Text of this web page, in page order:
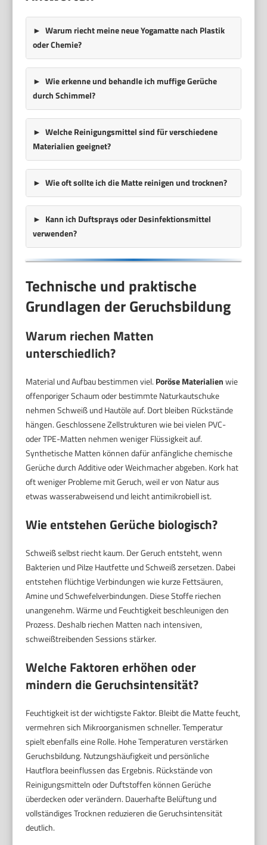
Warum riecht meine neue Yogamatte nach Plastik
oder Chemie?
Wie erkenne und behandle ich muffige Gerüche
durch Schimmel?
Welche Reinigungsmittel sind für verschiedene
Materialien geeignet?
Wie oft sollte ich die Matte reinigen und trocknen?
Kann ich Duftsprays oder Desinfektionsmittel
verwenden?
Technische und praktische
Grundlagen der Geruchsbildung
Warum riechen Matten
unterschiedlich?
Material und Aufbau bestimmen viel. Poröse Materialienwie
offenporiger Schaum oder bestimmte Naturkautschuke
nehmen Schweiß und Hautöle auf. Dort bleiben Rückstände
hängen. Geschlossene Zellstrukturen wie bei vielen PVC-
oder TPE-Matten nehmen weniger Flüssigkeit auf.
Synthetische Matten können dafür anfängliche chemische
Gerüche durch Additive oder Weichmacher abgeben. Kork hat
oft weniger Probleme mit Geruch, weil er von Natur aus
etwas wasserabweisend und leicht antimikrobiell ist.
Wie entstehen Gerüche biologisch?
Schweiß selbst riecht kaum. Der Geruch entsteht, wenn
Bakterien und Pilze Hautfette und Schweiß zersetzen. Dabei
entstehen flüchtige Verbindungen wie kurze Fettsäuren,
Amine und Schwefelverbindungen. Diese Stoffe riechen
unangenehm. Wärme und Feuchtigkeit beschleunigen den
Prozess. Deshalb riechen Matten nach intensiven,
schweißtreibenden Sessions stärker.
Welche Faktoren erhöhen oder
mindern die Geruchsintensität?
Feuchtigkeit ist der wichtigste Faktor. Bleibt die Matte feucht,
vermehren sich Mikroorganismen schneller. Temperatur
spielt ebenfalls eine Rolle. Hohe Temperaturen verstärken
Geruchsbildung. Nutzungshäufigkeit und persönliche
Hautflora beeinflussen das Ergebnis. Rückstände von
Reinigungsmitteln oder Duftstoffen können Gerüche
überdecken oder verändern. Dauerhafte Belüftung und
vollständiges Trocknen reduzieren die Geruchsintensität
deutlich.